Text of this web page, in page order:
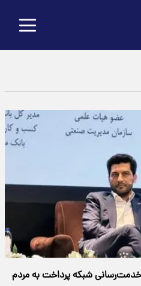
خدمت‌رسانی شبکه پرداخت به مردم